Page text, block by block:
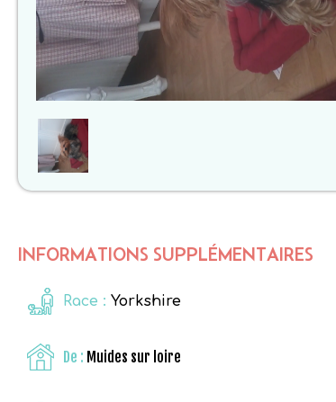
INFORMATIONS SUPPLÉMENTAIRES
Race : Yorkshire
De : Muides sur loire